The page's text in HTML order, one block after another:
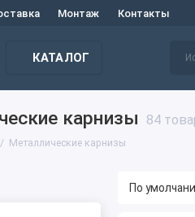
Монтаж Контакты
КАТАЛОГ
карнизы 84
Металлические карнизы